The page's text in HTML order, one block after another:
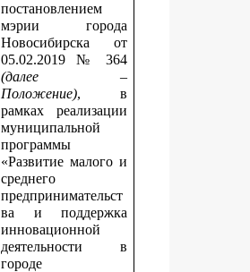
постановлением
мэрии города
Новосибирска от
05.02.2019 № 364
(далее –
Положение), в
рамках реализации
муниципальной
программы
«Развитие малого и
среднего
предпринимательст
ва и поддержка
инновационной
деятельности в
городе